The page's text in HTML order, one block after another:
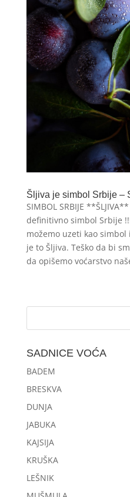
Šljiva je simbol Srbije –
SIMBOL SRBIJE
definitivno simbol Srbije
možemo uzeti kao
je to Šljiva. Teško da bi
da opišemo voćarstvo
SADNICE VOĆA
BADEM
BRESKVA
DUNJA
JABUKA
KAJSIJA
KRUŠKA
LEŠNIK